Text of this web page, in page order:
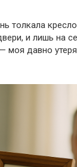
толкала
и лишь на
моя давно